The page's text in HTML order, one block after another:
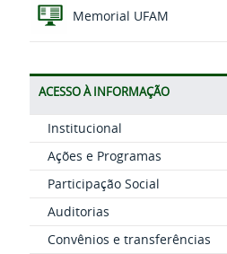
Memorial UFAM
ACESSO À INFORMAÇÃO
Institucional
Ações e Programas
Participação Social
Auditorias
Convênios e transferências